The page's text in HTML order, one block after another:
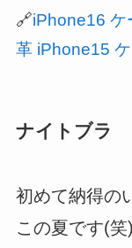
🔗iPhone16 ケ
革 iPhone15
ナイトブラ
初めて納得の
この夏です(笑)